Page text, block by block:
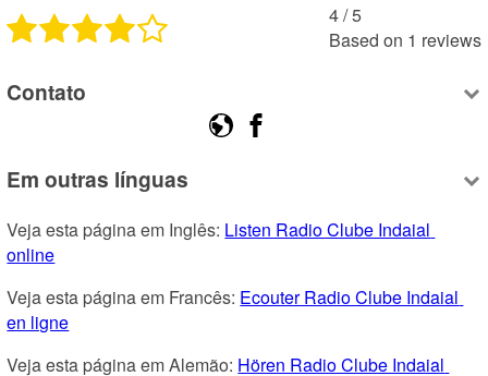
4 /5
Based on 1 reviews
Contato
Em outras línguas
Veja esta página em Inglês: Listen Radio Clube Indaial
online
Veja esta página em Francês: Ecouter Radio Clube Indaial
en ligne
Veja esta página em Alemão: Hören Radio Clube Indaial